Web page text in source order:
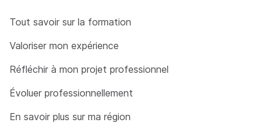
caractère personnel au sein de l’organisation
Identifier les risques liés à la collecte, au
traitement, au stockage et à la diffusion des
Appliquer la réglementation en matière de
collecte, de traitement et de conservation
Tout savoir sur la formation
Valoriser mon expérience
Réfléchir à mon projet professionnel
Évoluer professionnellement
En savoir plus sur ma région